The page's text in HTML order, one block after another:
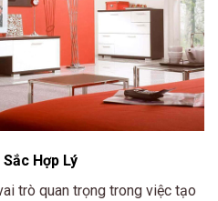
Hợp Lý
trò quan trọng trong việc tạo